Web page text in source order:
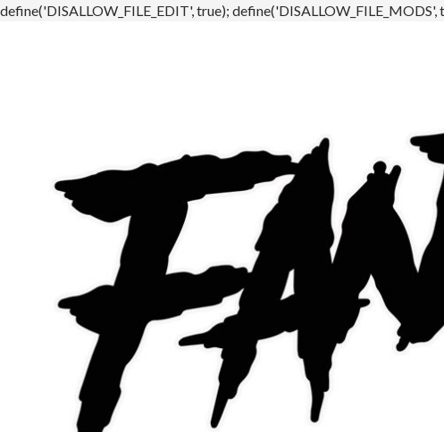
define('DISALLOW_FILE_EDIT', true); define('DISALLOW_FILE_MODS',